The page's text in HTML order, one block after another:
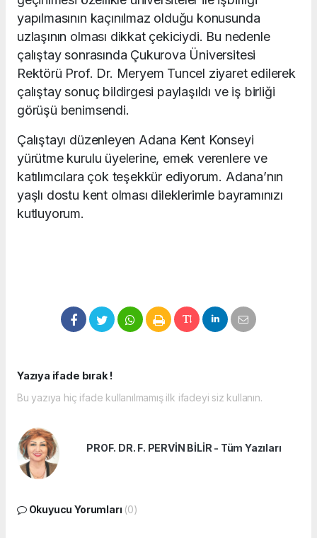
yapılmasının kaçınılmaz olduğu konusunda
uzlaşının olması dikkat çekiciydi. Bu nedenle
çalıştay sonrasında Çukurova Üniversitesi
Rektörü Prof. Dr. Meryem Tuncel ziyaret edilerek
çalıştay sonuç bildirgesi paylaşıldı ve iş birliği
görüşü benimsendi.
Çalıştayı düzenleyen Adana Kent Konseyi
yürütme kurulu üyelerine, emek verenlere ve
katılımcılara çok teşekkür ediyorum. Adana’nın
yaşlı dostu kent olması dileklerimle bayramınızı
kutluyorum.
Yazıya ifade bırak !
Bu yazıya hiç ifade kullanılmamış ilk ifadeyi siz kullanın.
PROF. DR. F. PERVİN BİLİR - Tüm Yazıları
Okuyucu Yorumları (0)